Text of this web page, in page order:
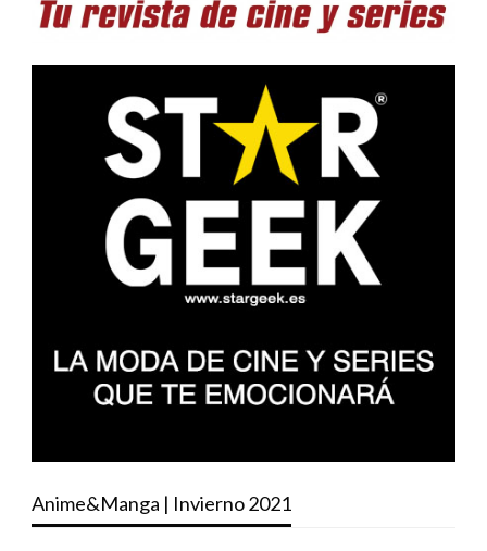
Anime&Manga | Invierno 2021